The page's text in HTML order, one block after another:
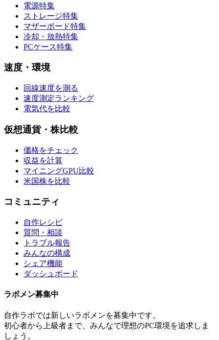
電源特集
ストレージ特集
マザーボード特集
冷却・放熱特集
PCケース特集
速度・環境
回線速度を測る
速度測定ランキング
電気代を比較
仮想通貨・株比較
価格をチェック
収益を計算
マイニングGPU比較
米国株を比較
コミュニティ
自作レシピ
質問・相談
トラブル報告
みんなの構成
シェア機能
ダッシュボード
ラボメン募集中
自作ラボでは新しいラボメンを募集中です。
初心者から上級者まで、みんなで理想のPC環境を追求しま
しょう。